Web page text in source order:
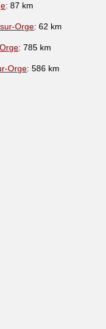
: 87 km
Orge: 62 km
: 785 km
Orge: 586 km